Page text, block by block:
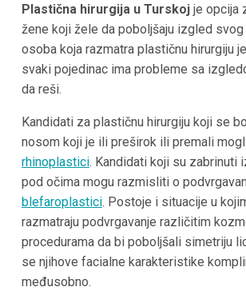
Plastična hirurgija u Turskojje opcija
žene koji žele da poboljšaju izgled svog
osoba koja razmatra plastičnu hirurgiju
svaki pojedinac ima probleme sa
da reši.
Kandidati za plastičnu hirurgiju koji se
nosom koji je ili preširok ili premali
rhinoplastici. Kandidati koji su zabrinuti
pod očima mogu razmisliti o
blefaroplastici. Postoje i situacije u
razmatraju podvrgavanje različitim
procedurama da bi poboljšali simetriju
se njihove facialne karakteristike
međusobno.